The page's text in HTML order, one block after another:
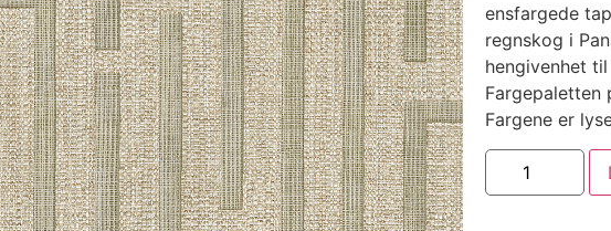
ensfargede
regnskog i
hengivenhet
Fargepaletten
Fargene er